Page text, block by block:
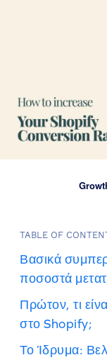
TABLE OF
Βασικά
ποσοστά
Πρώτον, τι
στο Shopify;
Το Ίδρυμα: